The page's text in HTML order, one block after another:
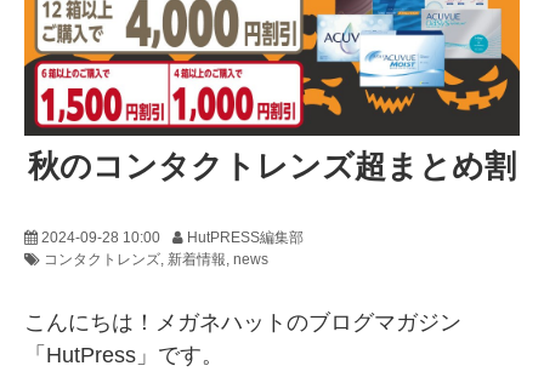
🛒オンラインショップ
秋のコンタクトレンズ超まとめ割
2024-09-28 10:00
HutPRESS編集部
コンタクトレンズ 新着情報 news
こんにちは！メガネハットのブログマガジン
「HutPress」です。